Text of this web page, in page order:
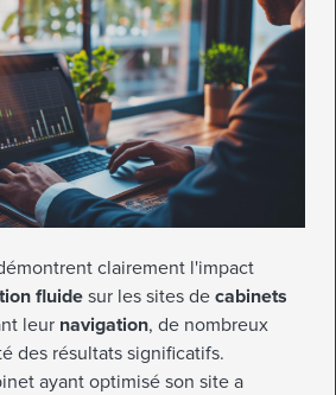
clairement l'impact
fluide sur les sites de cabinets
leur navigation, de nombreux
des résultats significatifs.
ayant optimisé son site a